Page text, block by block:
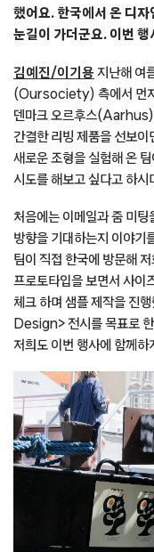
했어요. 한국에서 온 디자
눈길이 가더군요. 이번
김예진/이기용 지난해 여
(Oursociety) 측에서 먼저
덴마크 오르후스(Aarhus)
간결한 리빙 제품을 선보
새로운 조형을 실험해 온
시도를 해보고 싶다고 하시
처음에는 이메일과 줌 미
방향을 기대하는지 이야기
팀이 직접 한국에 방문해
프로토타입을 보면서 사이
체크 하며 샘플 제작을 진
Design> 전시를 목표로
저희도 이번 행사에 함께하